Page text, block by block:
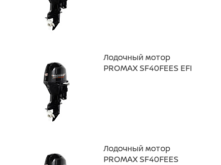
Лодочный мотор
PROMAX SF40FEES EFI
Лодочный мотор
PROMAX SF40FEES